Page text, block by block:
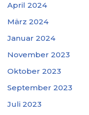
April 2024
März 2024
Januar 2024
November 2023
Oktober 2023
September 2023
Juli 2023